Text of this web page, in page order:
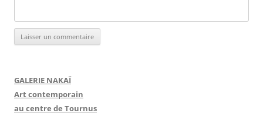
GALERIE NAKAÏ
Art contemporain
au centre de Tournus